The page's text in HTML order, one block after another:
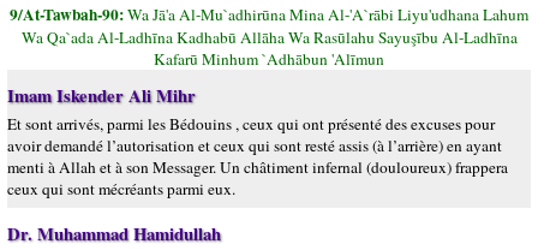
9/At-Tawbah-90:Wa Jā'a Al-Mu`adhirūna Mina Al-'A`rābi Liyu'udhana Lahum
Wa Qa`ada Al-Ladhīna Kadhabū Allāha Wa Rasūlahu Sayuşību Al-Ladhīna
Kafarū Minhum `Adhābun 'Alīmun
Imam Iskender Ali Mihr
Et sont arrivés, parmi les Bédouins , ceux qui ont présenté des excuses pour
avoir demandé l’autorisation et ceux qui sont resté assis (à l’arrière) en ayant
menti à Allah et à son Messager. Un châtiment infernal (douloureux) frappera
ceux qui sont mécréants parmi eux.
Dr. Muhammad Hamidullah